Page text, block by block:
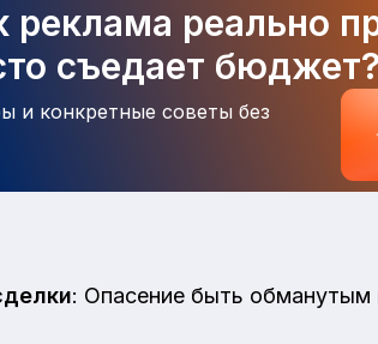
реклама реально
съедает бюджет?
и конкретные советы без
: Опасение быть обманутым